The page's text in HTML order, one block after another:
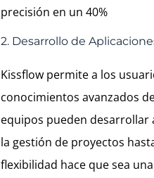
precisión en un 40%
2. Desarrollo de
Kissflow permite a los
conocimientos avanzados
equipos pueden desarrollar
la gestión de proyectos
flexibilidad hace que sea